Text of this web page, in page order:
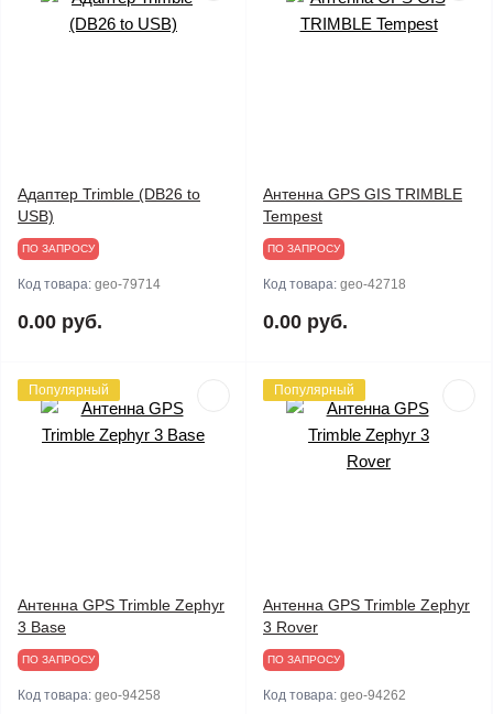
Адаптер Trimble (DB26 to
USB)
ПО ЗАПРОСУ
Код товара: geo-79714
0.00 руб.
Антенна GPS GIS TRIMBLE
Tempest
ПО ЗАПРОСУ
Код товара: geo-42718
0.00 руб.
Популярный
Антенна GPS Trimble Zephyr
3 Base
ПО ЗАПРОСУ
Код товара: geo-94258
Популярный
Антенна GPS Trimble Zephyr
3 Rover
ПО ЗАПРОСУ
Код товара: geo-94262